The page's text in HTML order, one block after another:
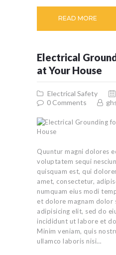
READ MORE
Electrical
at Your House
Electrical Safety
0 Comments
Quuntur magni dolores
voluptatem sequi
quisquam est, qui
amet, consectetur,
numquam eius modi
et dolore magnam dolor
adipisicing elit, sed do
incididunt ut labore et
Minim veniam, quis
ullamco laboris nisi…